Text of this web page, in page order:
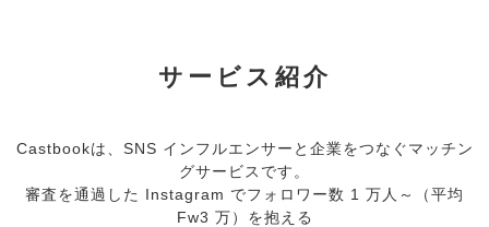
サービス紹介
Castbookは、SNS インフルエンサーと企業をつなぐマッチン
グサービスです。
審査を通過した Instagram でフォロワー数 1 万人～（平均
Fw3 万）を抱える